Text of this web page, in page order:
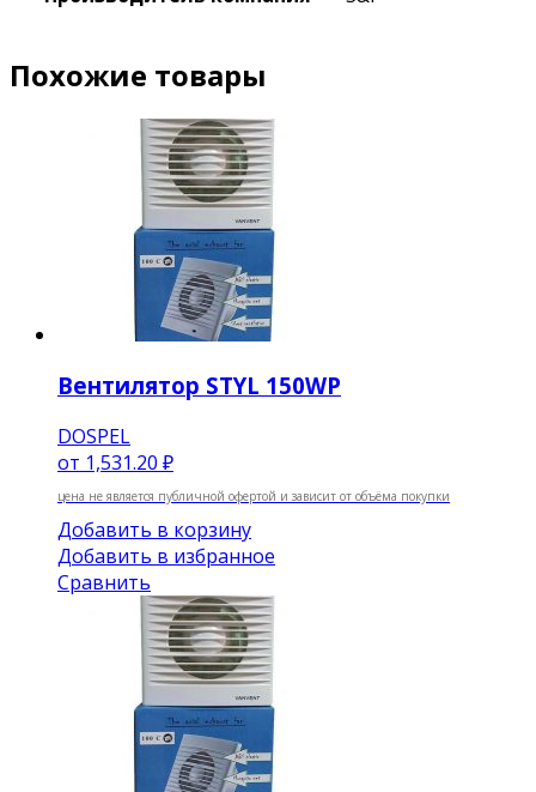
Похожие товары
Вентилятор STYL 150WP
DOSPEL
от 1,531.20 ₽
цена не является публичной офертой и зависит от объёма покупки
Добавить в корзину
Добавить в избранное
Сравнить